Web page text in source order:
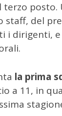
posto.
staff, del
i dirigenti,
la prima
a 11, in